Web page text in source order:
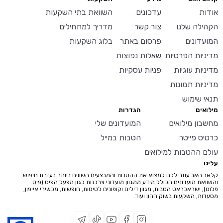
אודות
הקהילה שלנו
המועדונים
מדיניות הפרטיות
מדיניות עוגיות
מדיניות תמונות
תנאי שימוש
עדכונים
צור קשר
פרסום באתר
שאלות נפוצות
פניות עסקיות
השוואת בתי השקעות
מדריך למתחילים
בלוג השקעות
מילואים
מחשבון מילואים
כרטיס פייטר
עולם ההטבות למילואים
הגדרות
המועדונים שלי
הטבות במייל
עלינו
קלאב האב עוזר לכם למצוא את ההטבות והמבצעים השווים ביותר בעזרת חיפוש
והשוואת מועדונים הכולל מידע ממגוון מועדוני צרכנות כגון מפעל הפיס (פיס
פלוס), ישראכראט הטבות, מגוון דילים וקופונים לטיסות, חופשות, מכשירי אייפון,
מסעדות, השקעות בשוק ההון ועוד.